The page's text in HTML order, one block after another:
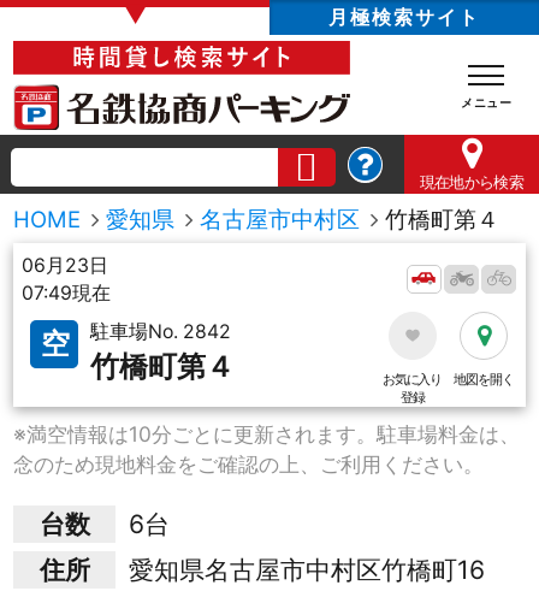
▼ 月極検索サイト
現在地から検索
HOME 愛知県 名古屋市中村区 竹橋町第４
06月23日
07:49現在
空 駐車場No. 2842
竹橋町第４
お気に入り
登録
地図を開く
※満空情報は10分ごとに更新されます。駐車場料金は、
念のため現地料金をご確認の上、ご利用ください。
台数
6台
住所
愛知県名古屋市中村区竹橋町16